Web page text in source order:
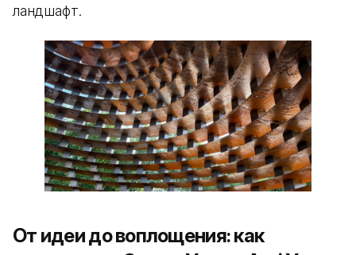
ландшафт.
От идеи до воплощения: как